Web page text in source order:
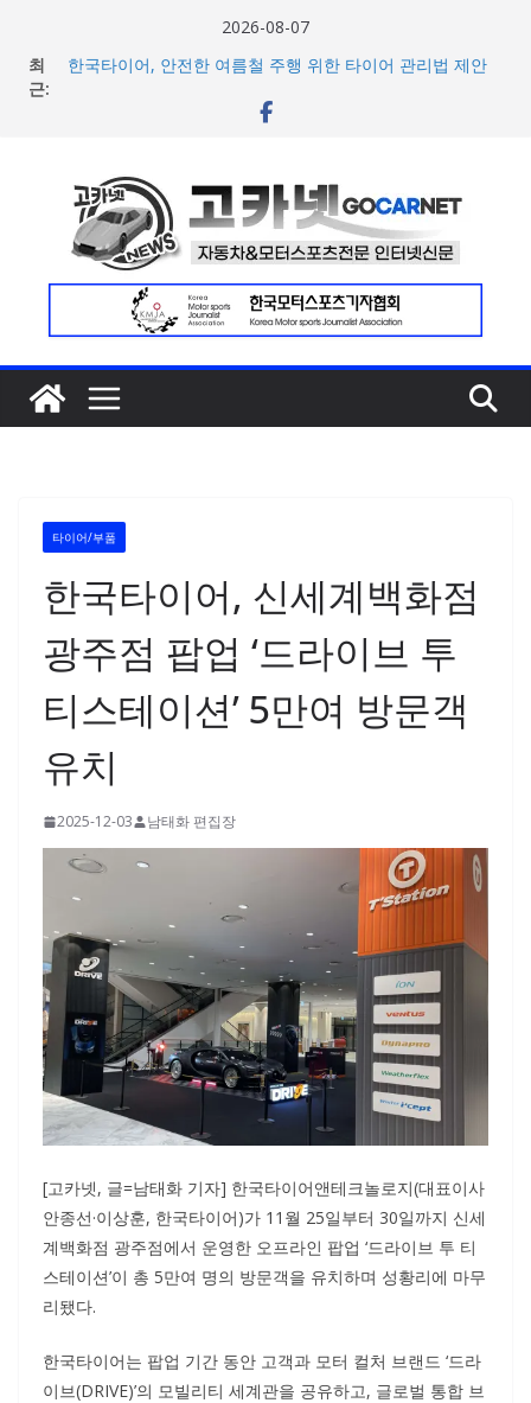
2026-08-07
최
근:
한국타이어, 안전한 여름철 주행 위한 타이어 관리법 제안
현대차, 8세대 완전변경 ‘디 올 뉴 아반떼’ 주요 사양 및 가격
공개… 본격 계약 개시
2026년 7월 국내 수입 승용차 신규 등록 전년 대비 14.3%
증가
타이어/부품
한국타이어, 신세계백화점
광주점 팝업 ‘드라이브 투
티스테이션’ 5만여 방문객
유치
2025-12-03 남태화 편집장
[고카넷, 글=남태화 기자] 한국타이어앤테크놀로지(대표이사
안종선·이상훈, 한국타이어)가 11월 25일부터 30일까지 신세
계백화점 광주점에서 운영한 오프라인 팝업 ‘드라이브 투 티
스테이션’이 총 5만여 명의 방문객을 유치하며 성황리에 마무
리됐다.
한국타이어는 팝업 기간 동안 고객과 모터 컬처 브랜드 ‘드라
이브(DRIVE)’의 모빌리티 세계관을 공유하고, 글로벌 통합 브